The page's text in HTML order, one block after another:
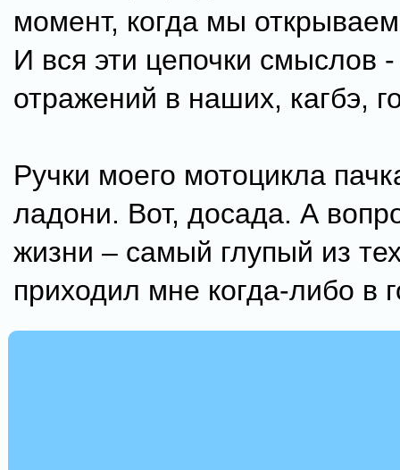
момент, когда мы
И вся эти цепочки смыслов -
отражений в наших, кагбэ,
Ручки моего мотоцикла
ладони. Вот, досада. А
жизни – самый глупый из
приходил мне когда-либо в